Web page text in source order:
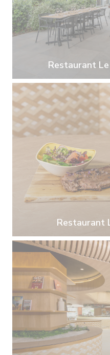
Restaurant
Restaurant